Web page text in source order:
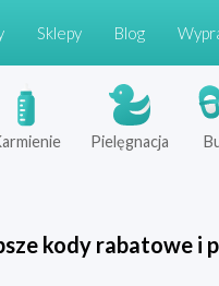
Sklepy Blog
Pielęgnacja
kody rabatowe i